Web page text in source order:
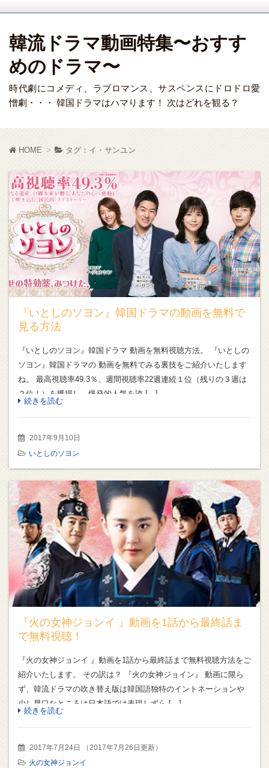
韓流ドラマ動画特集〜おすす
めのドラマ〜
時代劇にコメディ、ラブロマンス、サスペンスにドロドロ愛
憎劇・・・ 韓国ドラマはハマります！ 次はどれを観る？
HOME タグ：イ・サンユン
『いとしのソヨン』韓国ドラマの動画を無料で
見る方法
『いとしのソヨン』韓国ドラマ 動画を無料視聴方法。 『いとしの
ソヨン』韓国ドラマの 動画を無料でみる裏技をご紹介いたします
ね。 最高視聴率49.3％、週間視聴率22週連続１位（残りの３週は
２位！）を獲得し、爆発的人気を誇 […]
続きを読む
2017年9月10日
いとしのソヨン
『火の女神ジョンイ 』動画を1話から最終話ま
で無料視聴！
『火の女神ジョンイ 』動画を1話から最終話まで無料視聴方法をご
紹介いたします。 その訳は？ 『火の女神ジョイン』 動画に限ら
ず、韓流ドラマの吹き替え版は韓国語独特のイントネーションや
少し早口なところは日本語では表現しずら […]
続きを読む
2017年7月24日 （2017年7月26日更新）
火の女神ジョンイ